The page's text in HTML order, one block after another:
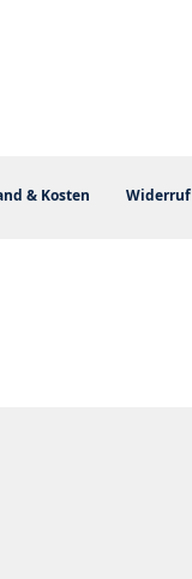
& Kosten Widerruf